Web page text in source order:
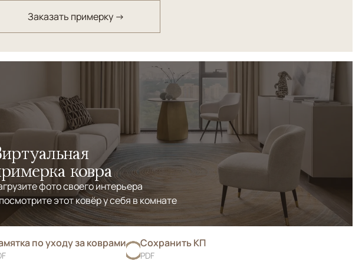
Заказать примерку →
ковра
фото своего интерьера
этот ковёр у себя в комнате
по уходу за коврами Сохранить КП
PDF